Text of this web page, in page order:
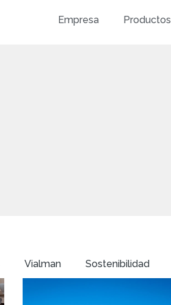
Empresa Productos
Vialman Sostenibilidad